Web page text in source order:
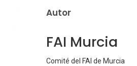
Autor
FAI Murcia
Comité del FAI de Murcia